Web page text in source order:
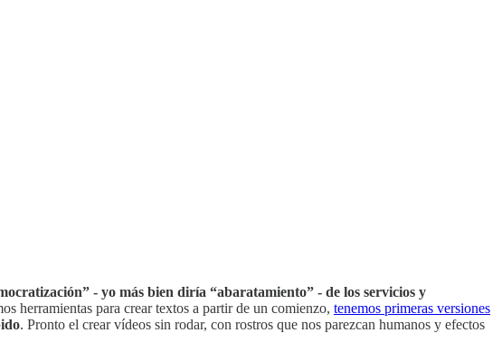
- yo más bien diría “abaratamiento” - de los servicios y
herramientas para crear textos a partir de un comienzo, tenemos primeras versiones
. Pronto el crear vídeos sin rodar, con rostros que nos parezcan humanos y efectos